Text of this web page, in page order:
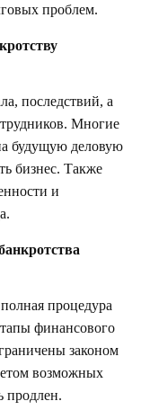
проблем.
последствий, а
Многие
будущую деловую
бизнес. Также
и
процедура
финансового
законом
возможных
продлен.